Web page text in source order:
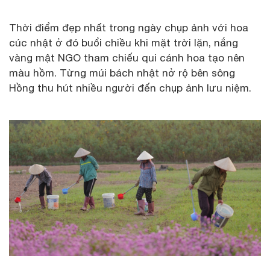
Thời điểm đẹp nhất trong ngày chụp ảnh với hoa
cúc nhật ở đó buổi chiều khi mặt trời lặn, nắng
vàng mật NGO tham chiếu qui cánh hoa tạo nên
màu hồm. Từng múi bách nhật nở rộ bên sông
Hồng thu hút nhiều người đến chụp ảnh lưu niệm.